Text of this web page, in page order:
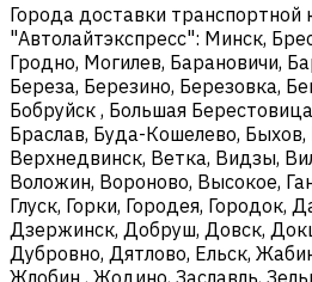
Города доставки
"Автолайтэкспресс": Минск,
Гродно, Могилев, Барановичи,
Береза, Березино, Березовка,
Бобруйск , Большая
Браслав, Буда-Кошелево, Быхов,
Верхнедвинск, Ветка, Видзы,
Воложин, Вороново, Высокое,
Глуск, Горки, Городея, Городок,
Дзержинск, Добруш, Довск,
Дубровно, Дятлово, Ельск,
Жлобин , Жодино, Заславль,